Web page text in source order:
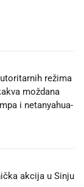
režima
moždana
i netanyahua-
akcija u Sinju